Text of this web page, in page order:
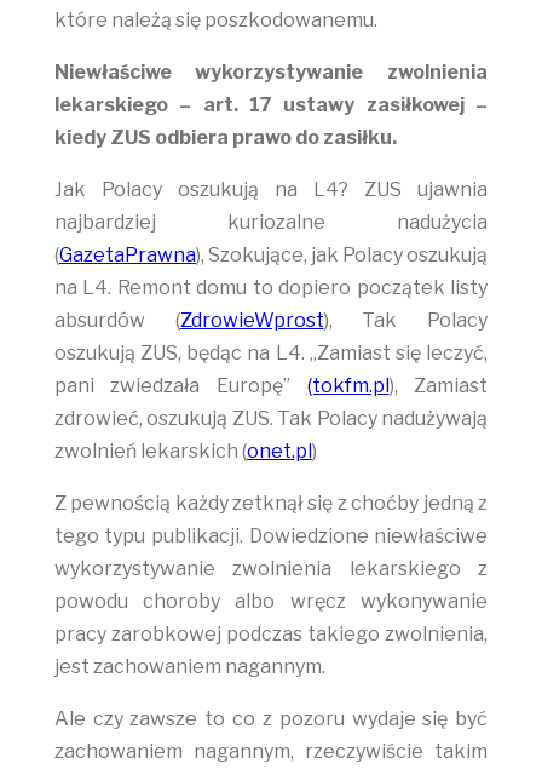
które należą się poszkodowanemu.
Niewłaściwe wykorzystywanie zwolnienia
lekarskiego – art. 17 ustawy zasiłkowej –
kiedy ZUS odbiera prawo do zasiłku.
Jak Polacy oszukują na L4? ZUS ujawnia
najbardziej kuriozalne nadużycia
(GazetaPrawna), Szokujące, jak Polacy oszukują
na L4. Remont domu to dopiero początek listy
absurdów (ZdrowieWprost), Tak Polacy
oszukują ZUS, będąc na L4. „Zamiast się leczyć,
pani zwiedzała Europę” (tokfm.pl), Zamiast
zdrowieć, oszukują ZUS. Tak Polacy nadużywają
zwolnień lekarskich (onet.pl)
Z pewnością każdy zetknął się z choćby jedną z
tego typu publikacji. Dowiedzione niewłaściwe
wykorzystywanie zwolnienia lekarskiego z
powodu choroby albo wręcz wykonywanie
pracy zarobkowej podczas takiego zwolnienia,
jest zachowaniem nagannym.
Ale czy zawsze to co z pozoru wydaje się być
zachowaniem nagannym, rzeczywiście takim